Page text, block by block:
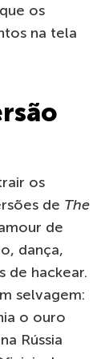
os
na tela
os
de The
de
dança,
de hackear.
selvagem:
o ouro
Rússia